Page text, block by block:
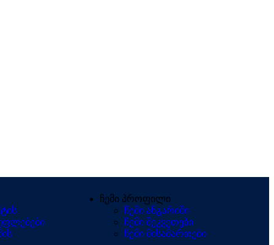
ჩემი პროფილი
ჩემი ანგარიში
ჩემი შეკვეთები
ჩემი მისამართები